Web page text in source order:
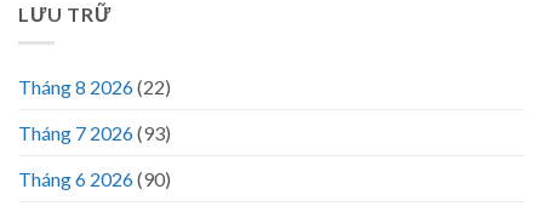
LƯU TRỮ
Tháng 8 2026(22)
Tháng 7 2026(93)
Tháng 6 2026(90)